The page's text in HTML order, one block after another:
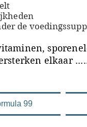
de
99